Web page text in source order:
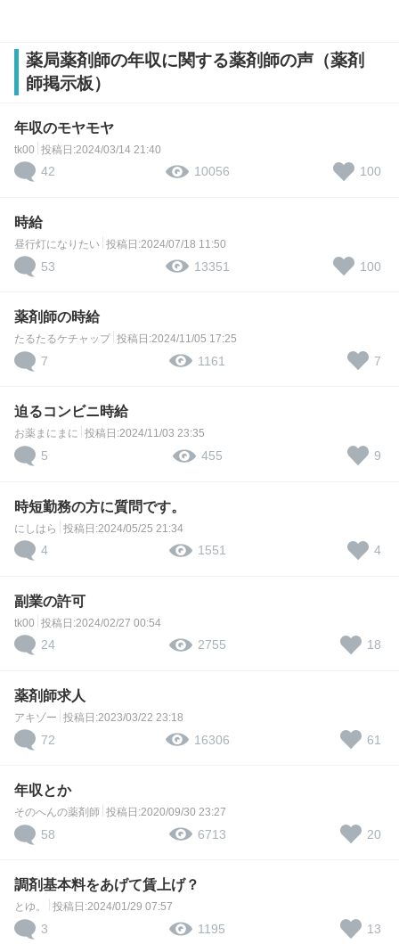
薬局薬剤師の年収に関する薬剤師の声（薬剤
師掲示板）
年収のモヤモヤ
tk00 投稿日:2024/03/14 21:40
42 10056 100
時給
昼行灯になりたい 投稿日:2024/07/18 11:50
53 13351 100
薬剤師の時給
たるたるケチャップ 投稿日:2024/11/05 17:25
7 1161 7
迫るコンビニ時給
お薬まにまに 投稿日:2024/11/03 23:35
5 455 9
時短勤務の方に質問です。
にしはら 投稿日:2024/05/25 21:34
4 1551 4
副業の許可
tk00 投稿日:2024/02/27 00:54
24 2755 18
薬剤師求人
アキゾー 投稿日:2023/03/22 23:18
72 16306 61
年収とか
そのへんの薬剤師 投稿日:2020/09/30 23:27
58 6713 20
調剤基本料をあげて賃上げ？
とゆ。 投稿日:2024/01/29 07:57
3 1195 13